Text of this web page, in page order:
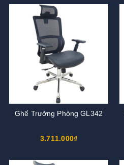
Ghế Trưởng Phòng GL342
3.711.000₫